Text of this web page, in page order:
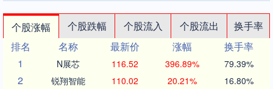
个股涨幅 个股跌幅 个股流入 个股流出
换手率
排名
名称 最新价 涨幅
换手率
1
N展芯 116.52 396.89% 79.39%
2 锐翔智能 110.02 20.21% 16.80%